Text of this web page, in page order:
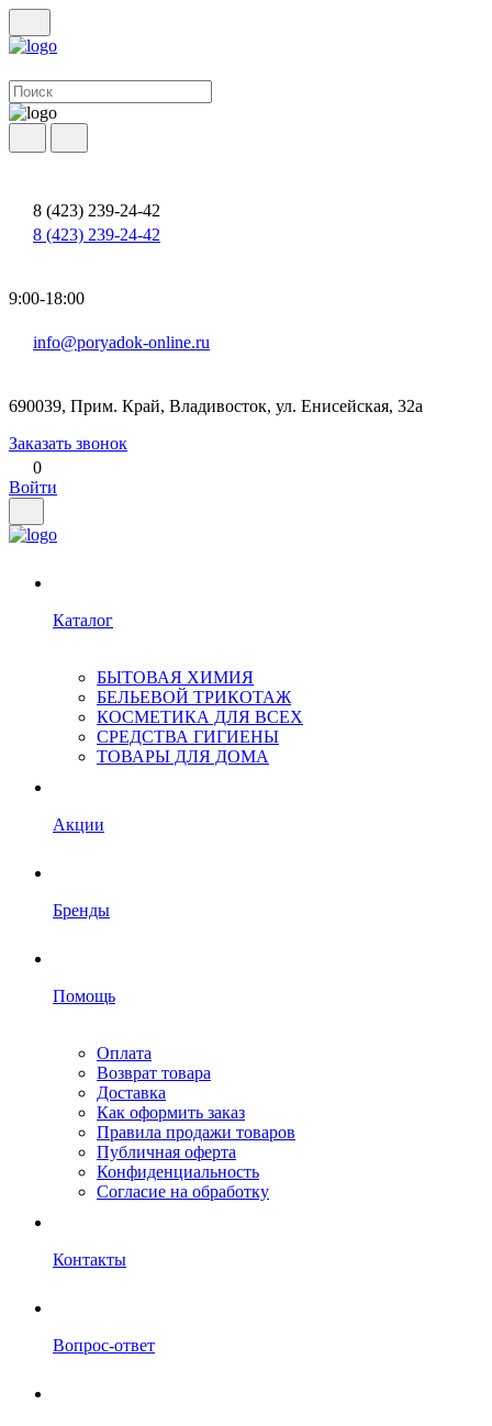
8 (423) 239-24-42
8 (423) 239-24-42
9:00-18:00
info@poryadok-online.ru
690039, Прим. Край, Владивосток, ул. Енисейская, 32а
Заказать звонок
0
Войти
Каталог
БЫТОВАЯ ХИМИЯ
БЕЛЬЕВОЙ ТРИКОТАЖ
КОСМЕТИКА ДЛЯ ВСЕХ
СРЕДСТВА ГИГИЕНЫ
ТОВАРЫ ДЛЯ ДОМА
Акции
Бренды
Помощь
Оплата
Возврат товара
Доставка
Как оформить заказ
Правила продажи товаров
Публичная оферта
Конфиденциальность
Согласие на обработку
Контакты
Вопрос-ответ